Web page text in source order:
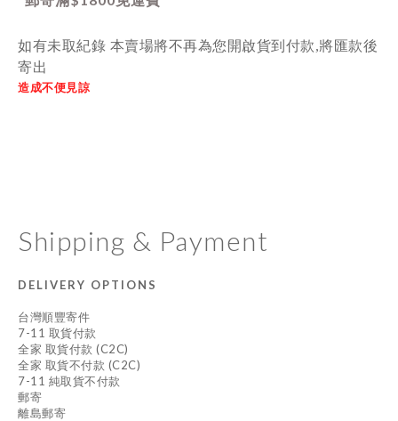
如有未取紀錄 本賣場將不再為您開啟貨到付款,將匯款後
寄出
造成不便見諒
Shipping & Payment
DELIVERY OPTIONS
台灣順豐寄件
7-11 取貨付款
全家 取貨付款 (C2C)
全家 取貨不付款 (C2C)
7-11 純取貨不付款
郵寄
離島郵寄